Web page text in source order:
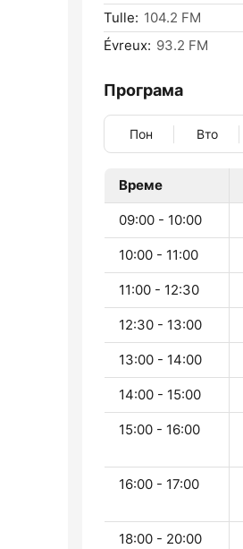
Tulle: 104.2 FM
Évreux: 93.2 FM
Програма
Пон Вто
Време
09:00 - 10:00
10:00 - 11:00
11:00 - 12:30
12:30 - 13:00
13:00 - 14:00
14:00 - 15:00
15:00 - 16:00
16:00 - 17:00
18:00 - 20:00